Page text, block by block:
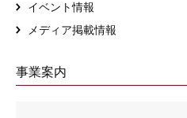
イベント情報
メディア掲載情報
事業案内